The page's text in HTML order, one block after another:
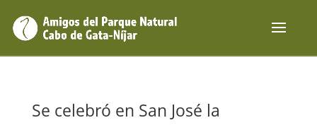
Se celebró en San José la